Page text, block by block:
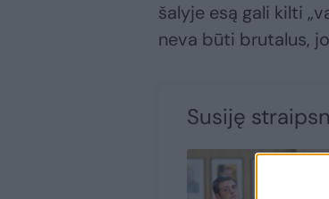
šalyje esą gali kilti
neva būti brutalus,
Susiję